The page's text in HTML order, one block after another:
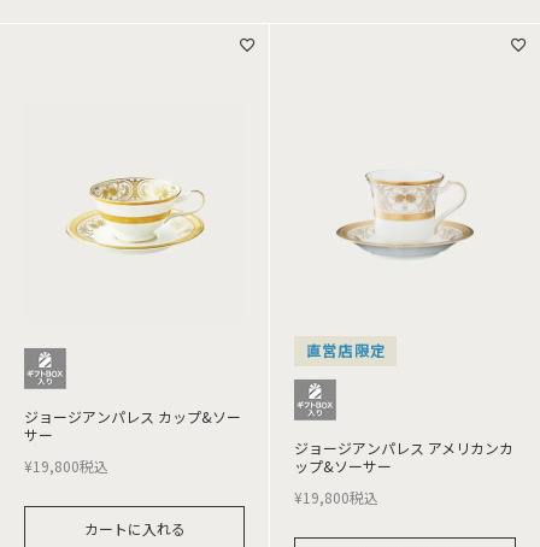
ジョージアンパレス カップ&ソー
サー
¥19,800税込
カートに入れる
直営店限定
ジョージアンパレス アメリカンカ
ップ&ソーサー
¥19,800税込